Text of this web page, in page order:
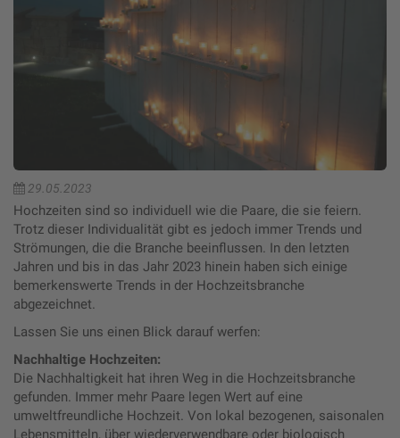
29.05.2023
Hochzeiten sind so individuell wie die Paare, die sie feiern.
Trotz dieser Individualität gibt es jedoch immer Trends und
Strömungen, die die Branche beeinflussen. In den letzten
Jahren und bis in das Jahr 2023 hinein haben sich einige
bemerkenswerte Trends in der Hochzeitsbranche
abgezeichnet.
Lassen Sie uns einen Blick darauf werfen:
Nachhaltige Hochzeiten:
Die Nachhaltigkeit hat ihren Weg in die Hochzeitsbranche
gefunden. Immer mehr Paare legen Wert auf eine
umweltfreundliche Hochzeit. Von lokal bezogenen, saisonalen
Lebensmitteln, über wiederverwendbare oder biologisch